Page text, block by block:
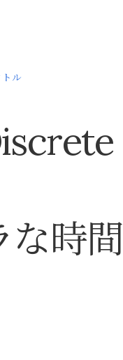
ル
な時間